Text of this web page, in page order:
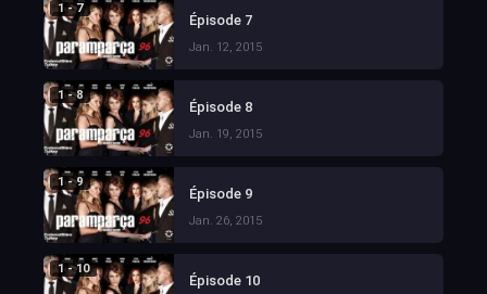
1 - 7
Épisode 7
Jan. 12, 2015
1 - 8
Épisode 8
Jan. 19, 2015
1 - 9
Épisode 9
Jan. 26, 2015
1 - 10
Épisode 10